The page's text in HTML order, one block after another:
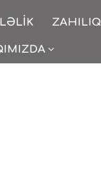
ZAHILIQ